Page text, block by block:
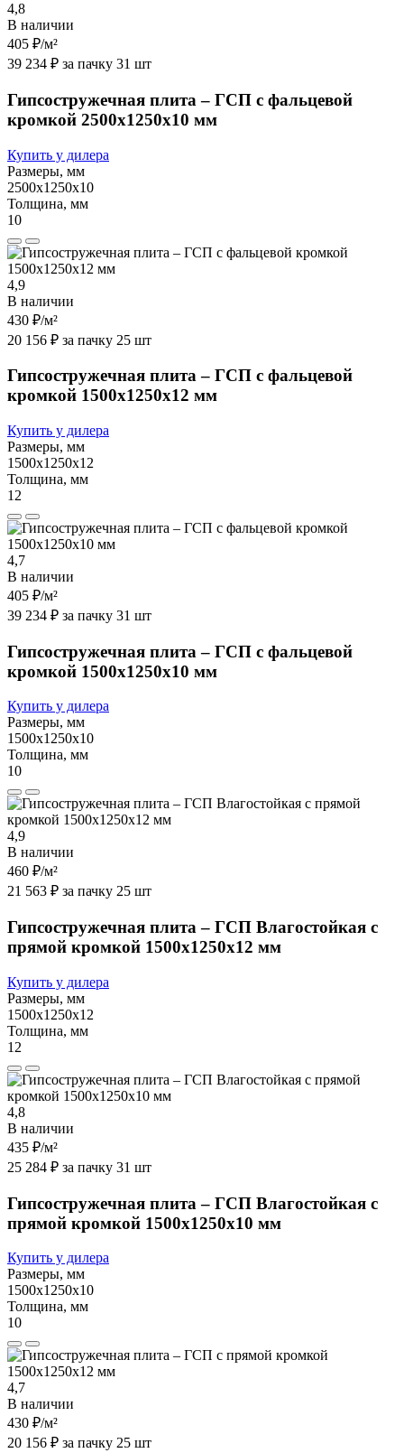
4,8
В наличии
405 ₽/м²
39 234 ₽ за пачку 31 шт
Гипсостружечная плита – ГСП с фальцевой
кромкой 2500х1250х10 мм
Купить у дилера
Размеры, мм
2500х1250х10
Толщина, мм
10
4,9
В наличии
430 ₽/м²
20 156 ₽ за пачку 25 шт
Гипсостружечная плита – ГСП с фальцевой
кромкой 1500х1250х12 мм
Купить у дилера
Размеры, мм
1500х1250х12
Толщина, мм
12
4,7
В наличии
405 ₽/м²
39 234 ₽ за пачку 31 шт
Гипсостружечная плита – ГСП с фальцевой
кромкой 1500х1250х10 мм
Купить у дилера
Размеры, мм
1500х1250х10
Толщина, мм
10
4,9
В наличии
460 ₽/м²
21 563 ₽ за пачку 25 шт
Гипсостружечная плита – ГСП Влагостойкая с
прямой кромкой 1500х1250х12 мм
Купить у дилера
Размеры, мм
1500х1250х12
Толщина, мм
12
4,8
В наличии
435 ₽/м²
25 284 ₽ за пачку 31 шт
Гипсостружечная плита – ГСП Влагостойкая с
прямой кромкой 1500х1250х10 мм
Купить у дилера
Размеры, мм
1500х1250х10
Толщина, мм
10
4,7
В наличии
430 ₽/м²
20 156 ₽ за пачку 25 шт